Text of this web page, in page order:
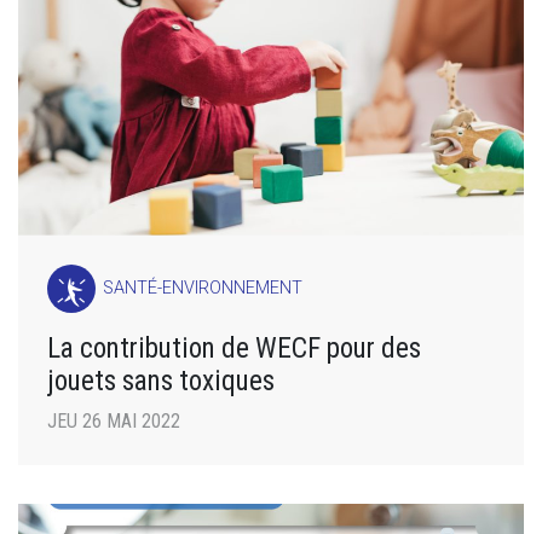
SANTÉ-ENVIRONNEMENT
La contribution de WECF pour des
jouets sans toxiques
JEU 26 MAI 2022